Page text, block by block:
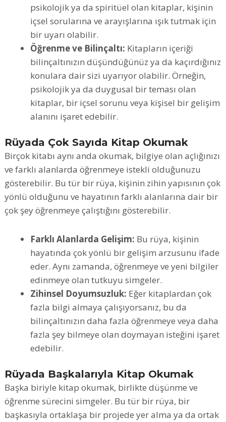
psikolojik ya da spiritüel olan kitaplar, kişinin
içsel sorularına ve arayışlarına ışık tutmak için
bir uyarı olabilir.
Öğrenme ve Bilinçaltı: Kitapların içeriği
bilinçaltınızın düşündüğünüz ya da kaçırdığınız
konulara dair sizi uyarıyor olabilir. Örneğin,
psikolojik ya da duygusal bir teması olan
kitaplar, bir içsel sorunu veya kişisel bir gelişim
alanını işaret edebilir.
Rüyada Çok Sayıda Kitap Okumak
Birçok kitabı aynı anda okumak, bilgiye olan açlığınızı
ve farklı alanlarda öğrenmeye istekli olduğunuzu
gösterebilir. Bu tür bir rüya, kişinin zihin yapısının çok
yönlü olduğunu ve hayatının farklı alanlarına dair bir
çok şey öğrenmeye çalıştığını gösterebilir.
Farklı Alanlarda Gelişim: Bu rüya, kişinin
hayatında çok yönlü bir gelişim arzusunu ifade
eder. Aynı zamanda, öğrenmeye ve yeni bilgiler
edinmeye olan tutkuyu simgeler.
Zihinsel Doyumsuzluk: Eğer kitaplardan çok
fazla bilgi almaya çalışıyorsanız, bu da
bilinçaltınızın daha fazla öğrenmeye veya daha
fazla şey bilmeye olan doymayan isteğini işaret
edebilir.
Rüyada Başkalarıyla Kitap Okumak
Başka biriyle kitap okumak, birlikte düşünme ve
öğrenme sürecini simgeler. Bu tür bir rüya, bir
başkasıyla ortaklaşa bir projede yer alma ya da ortak